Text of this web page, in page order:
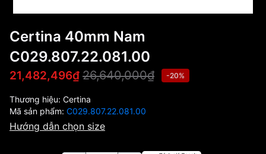
Certina 40mm Nam
C029.807.22.081.00
21,482,496₫ 26,640,000₫ -20%
Thương hiệu: Certina
Mã sản phẩm: C029.807.22.081.00
Hướng dẫn chọn size